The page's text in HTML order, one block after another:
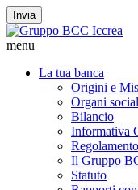
Invia
menu
La tua banca
Origini e
Organi
Bilancio
Informativa
Il Gruppo
Statuto